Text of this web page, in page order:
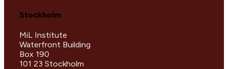
Stockholm
MiL Institute
Waterfront Building
Box 190
101 23 Stockholm